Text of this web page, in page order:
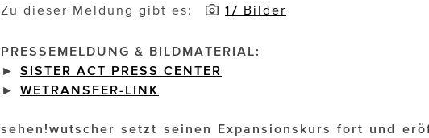
Zu dieser Meldung gibt es: 17 Bilder
PRESSEMELDUNG & BILDMATERIAL:
► SISTER ACT PRESS CENTER
► WETRANSFER-LINK
sehen!wutscher setzt seinen Expansionskurs fort und